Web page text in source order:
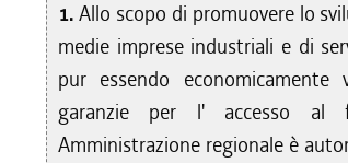
1. Allo scopo di promuovere lo
medie imprese industriali e di
pur essendo
garanzie per l' accesso al
Amministrazione regionale è